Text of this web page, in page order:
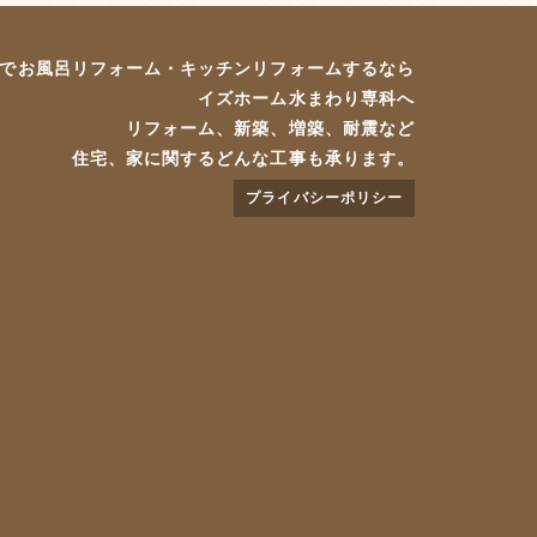
お風呂リフォーム・キッチンリフォームするなら
イズホーム水まわり専科へ
リフォーム、新築、増築、耐震など
住宅、家に関するどんな工事も承ります。
プライバシーポリシー